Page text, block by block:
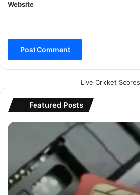
Website
Live Cricket Scores
Featured Posts
नि
क
र